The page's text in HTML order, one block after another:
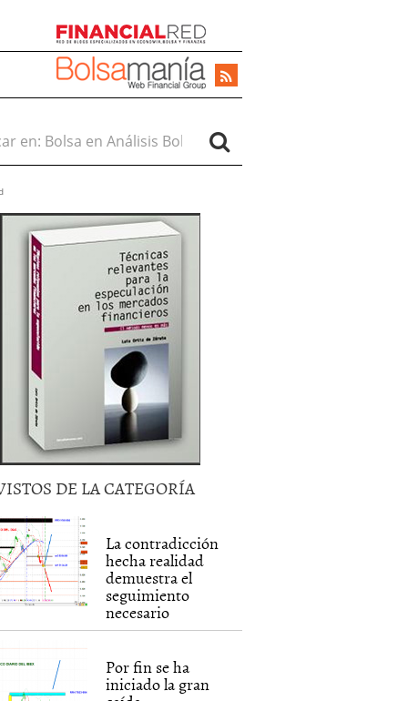
en:
DE LA CATEGORÍA
La contradicción
hecha realidad
demuestra el
seguimiento
necesario
Por fin se ha
iniciado la gran